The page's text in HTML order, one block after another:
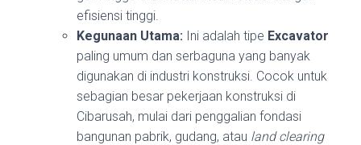
efisiensi tinggi.
Kegunaan Utama: Ini adalah tipe Excavator
paling umum dan serbaguna yang banyak
digunakan di industri konstruksi. Cocok untuk
sebagian besar pekerjaan konstruksi di
Cibarusah, mulai dari penggalian fondasi
bangunan pabrik, gudang, atau land clearing